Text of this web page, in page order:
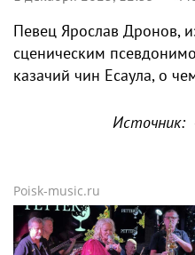
Певец Ярослав Дронов,
сценическим
казачий чин Есаула, о
Источник:
Poisk-music.ru